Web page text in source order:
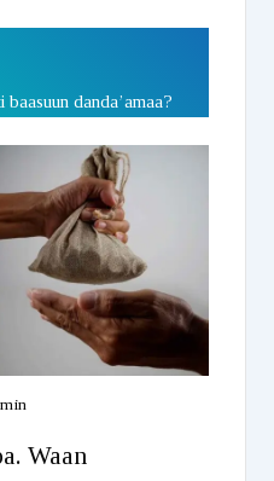
danda’amaa?
Waan